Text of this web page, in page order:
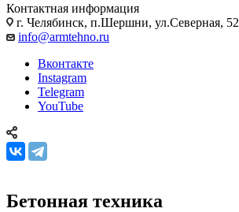
Контактная информация
г. Челябинск, п.Шершни, ул.Северная, 52
info@armtehno.ru
Вконтакте
Instagram
Telegram
YouTube
Бетонная техника